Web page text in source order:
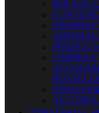
BOLSAS-
LIMPIEZA